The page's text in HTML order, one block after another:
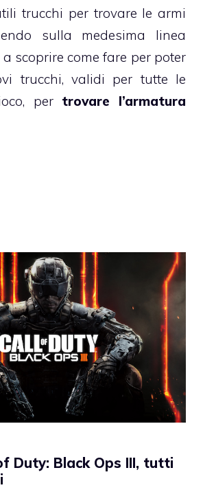
trucchi per trovare le armi
sulla medesima linea
scoprire come fare per poter
trucchi, validi per tutte le
per trovare l’armatura
Duty: Black Ops III, tutti